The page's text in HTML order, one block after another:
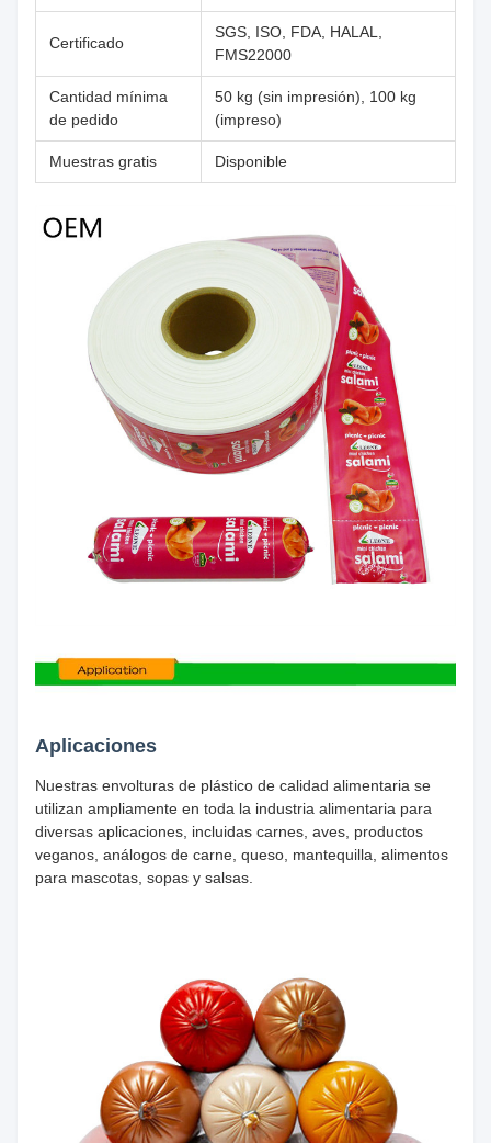
Certificado
SGS, ISO, FDA, HALAL,
FMS22000
Cantidad mínima
de pedido
50 kg (sin impresión), 100 kg
(impreso)
Muestras gratis Disponible
Aplicaciones
Nuestras envolturas de plástico de calidad alimentaria se
utilizan ampliamente en toda la industria alimentaria para
diversas aplicaciones, incluidas carnes, aves, productos
veganos, análogos de carne, queso, mantequilla, alimentos
para mascotas, sopas y salsas.